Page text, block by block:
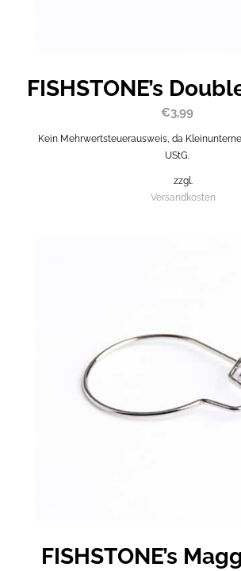
FISHSTONE’s
€3,99
Kein Mehrwertsteuerausweis, da
UStG.
zzgl.
Versandkosten
FISHSTONE’s